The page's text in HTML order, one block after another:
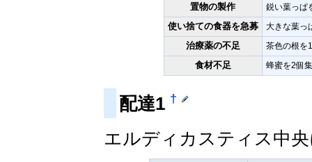
置物の製作 鋭い葉っぱ
使い捨ての食器を急募 大きな葉っ
治療薬の不足 茶色の根を
食材不足 蜂蜜を2個
配達1 †
エルディカスティス中